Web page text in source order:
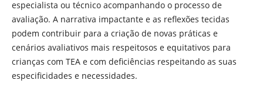
especialista ou técnico acompanhando o processo de
avaliação. A narrativa impactante e as reflexões tecidas
podem contribuir para a criação de novas práticas e
cenários avaliativos mais respeitosos e equitativos para
crianças com TEA e com deficiências respeitando as suas
especificidades e necessidades.